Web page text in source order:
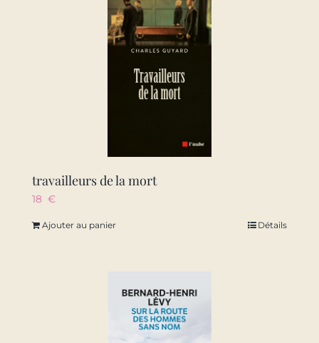
travailleurs de la mort
18 €
Ajouter au panier Détails